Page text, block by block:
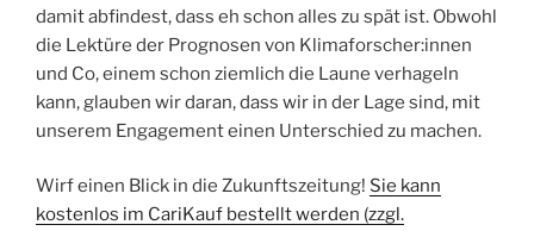
damit abfindest, dass eh schon alles zu spät ist. Obwohl
die Lektüre der Prognosen von Klimaforscher:innen
und Co, einem schon ziemlich die Laune verhageln
kann, glauben wir daran, dass wir in der Lage sind, mit
unserem Engagement einen Unterschied zu machen.
Wirf einen Blick in die Zukunftszeitung! Sie kann
kostenlos im CariKauf bestellt werden (zzgl.